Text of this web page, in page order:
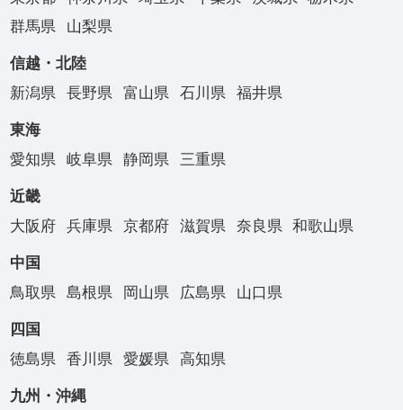
群馬県
山梨県
信越・北陸
新潟県
長野県 富山県 石川県 福井県
東海
愛知県
岐阜県 静岡県 三重県
近畿
大阪府
兵庫県 京都府 滋賀県 奈良県 和歌山県
中国
鳥取県
島根県 岡山県 広島県 山口県
四国
徳島県
香川県 愛媛県 高知県
九州・沖縄